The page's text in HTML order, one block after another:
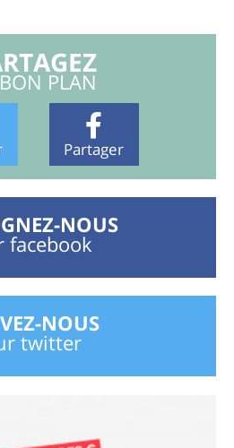
PLAN
Partager
NOUS
facebook
NOUS
twitter